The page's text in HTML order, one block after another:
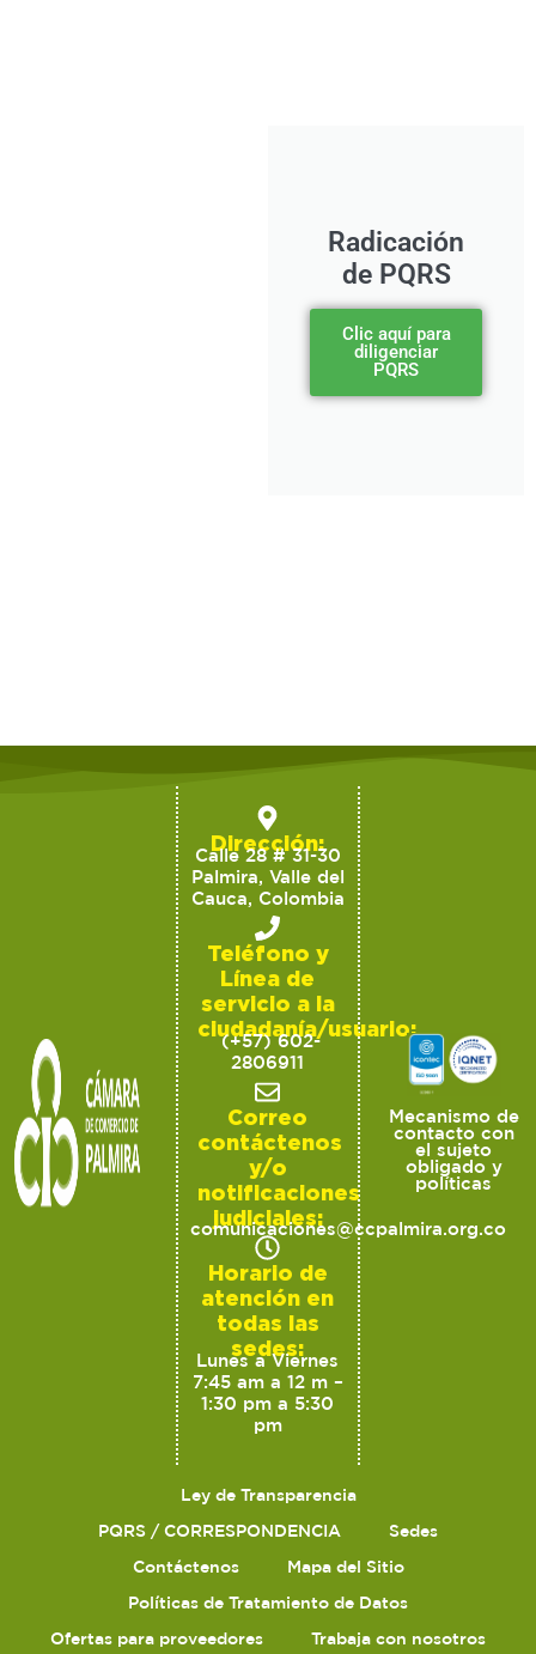
Radicación
de PQRS
Clic aquí para
diligenciar
PQRS
Dirección:
Calle 28 # 31-30
Palmira, Valle del
Cauca, Colombia
Teléfono y
Línea de
servicio a la
ciudadanía/usuario:
(+57) 602-
2806911
Correo
contáctenos
y/o
notificaciones
judiciales:
comunicaciones@ccpalmira.org.co
Horario de
atención en
todas las
sedes:
Lunes a Viernes
7:45 am a 12 m –
1:30 pm a 5:30
pm
Mecanismo de
contacto con
el sujeto
obligado y
políticas
Ley de Transparencia
PQRS / CORRESPONDENCIA
Sedes
Contáctenos
Mapa del Sitio
Políticas de Tratamiento de Datos
Ofertas para proveedores
Trabaja con nosotros